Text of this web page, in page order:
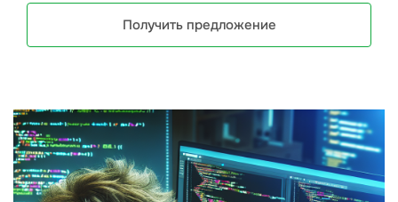
Получить предложение